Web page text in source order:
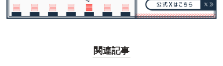
関連記事